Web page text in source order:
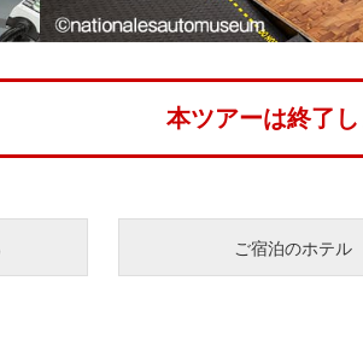
本ツアーは終了
ご宿泊のホテル